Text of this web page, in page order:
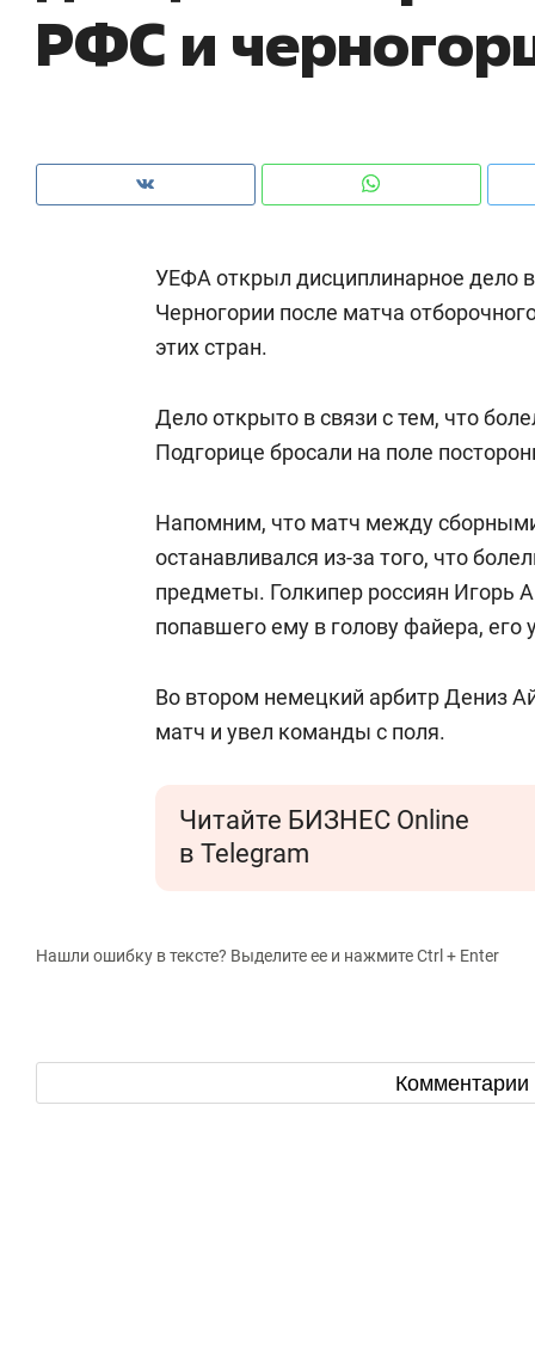
РФС и
УЕФА открыл дисциплинарное дело
Черногории после матча
этих стран.
Дело открыто в связи с тем, что
Подгорице бросали на поле
Напомним, что матч между
останавливался из-за того, что
предметы. Голкипер россиян Игорь
попавшего ему в голову файера, его
Во втором немецкий арбитр Дениз
матч и увел команды с поля.
Читайте БИЗНЕС Online
в Telegram
Нашли ошибку в тексте? Выделите ее и нажмите Ctrl + Enter
Комментарии
надо знать аксакалов и
Оман?
клиентах и чудных запросах
Рекомендуем
150 камер до квартиры и Face
безопасность в ЖК «Нова»
с